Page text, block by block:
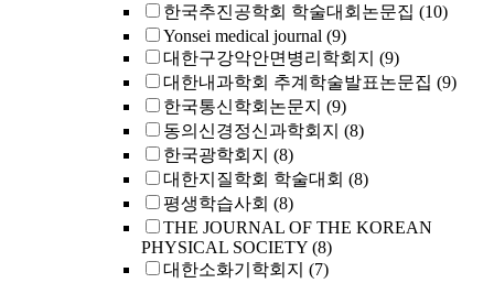
한국추진공학회 학술대회논문집 (10)
Yonsei medical journal (9)
대한구강악안면병리학회지 (9)
대한내과학회 추계학술발표논문집 (9)
한국통신학회논문지 (9)
동의신경정신과학회지 (8)
한국광학회지 (8)
대한지질학회 학술대회 (8)
평생학습사회 (8)
THE JOURNAL OF THE KOREAN
PHYSICAL SOCIETY (8)
대한소화기학회지 (7)